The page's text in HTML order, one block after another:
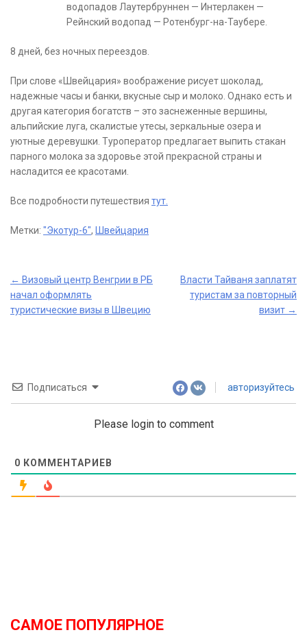
водопадов Лаутербруннен — Интерлакен —
Рейнский водопад — Ротенбург-на-Таубере.
8 дней, без ночных переездов.
При слове «Швейцария» воображение рисует шоколад,
надежные часы и банки, вкусные сыр и молоко. Однако есть и
другая категория богатств – это заснеженные вершины,
альпийские луга, скалистые утесы, зеркальные озера и
уютные деревушки. Туроператор предлагает выпить стакан
парного молока за здоровье этой прекрасной страны и
насладится ее красотами.
Все подробности путешествия тут.
Метки: "Экотур-6", Швейцария
Post
navigation
← Визовый центр Венгрии в РБ
начал оформлять
туристические визы в Швецию
Власти Тайваня заплатят
туристам за повторный
визит →
Подписаться авторизуйтесь
Please login to comment
0 КОММЕНТАРИЕВ
САМОЕ ПОПУЛЯРНОЕ